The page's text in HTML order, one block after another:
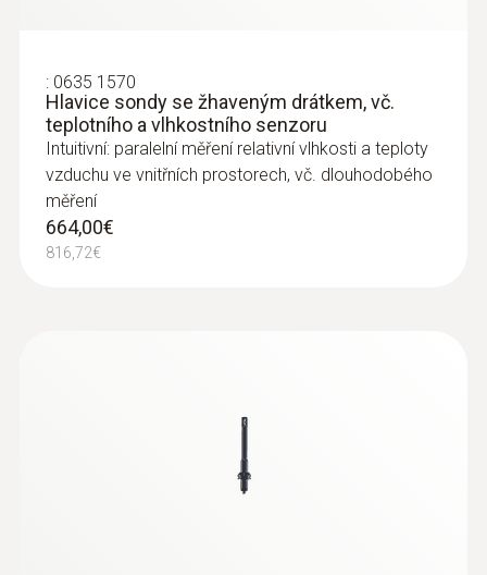
: 0635 1570
Hlavice sondy se žhaveným drátkem, vč.
teplotního a vlhkostního senzoru
Intuitivní: paralelní měření relativní vlhkosti a teploty
vzduchu ve vnitřních prostorech, vč. dlouhodobého
měření
664,00€
816,72€